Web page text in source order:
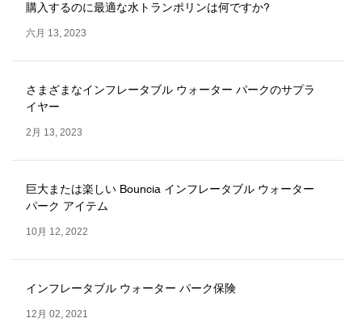
購入するのに最適な水トランポリンは何ですか?
六月 13, 2023
さまざまなインフレータブル ウォーター パークのサプラ
イヤー
2月 13, 2023
巨大または楽しい Bouncia インフレータブル ウォーター
パーク アイテム
10月 12, 2022
インフレータブル ウォーター パーク保険
12月 02, 2021